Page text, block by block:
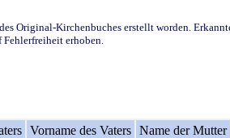
Original-Kirchenbuches erstellt worden.
erhoben.
Vorname des Vaters Name der Mutter